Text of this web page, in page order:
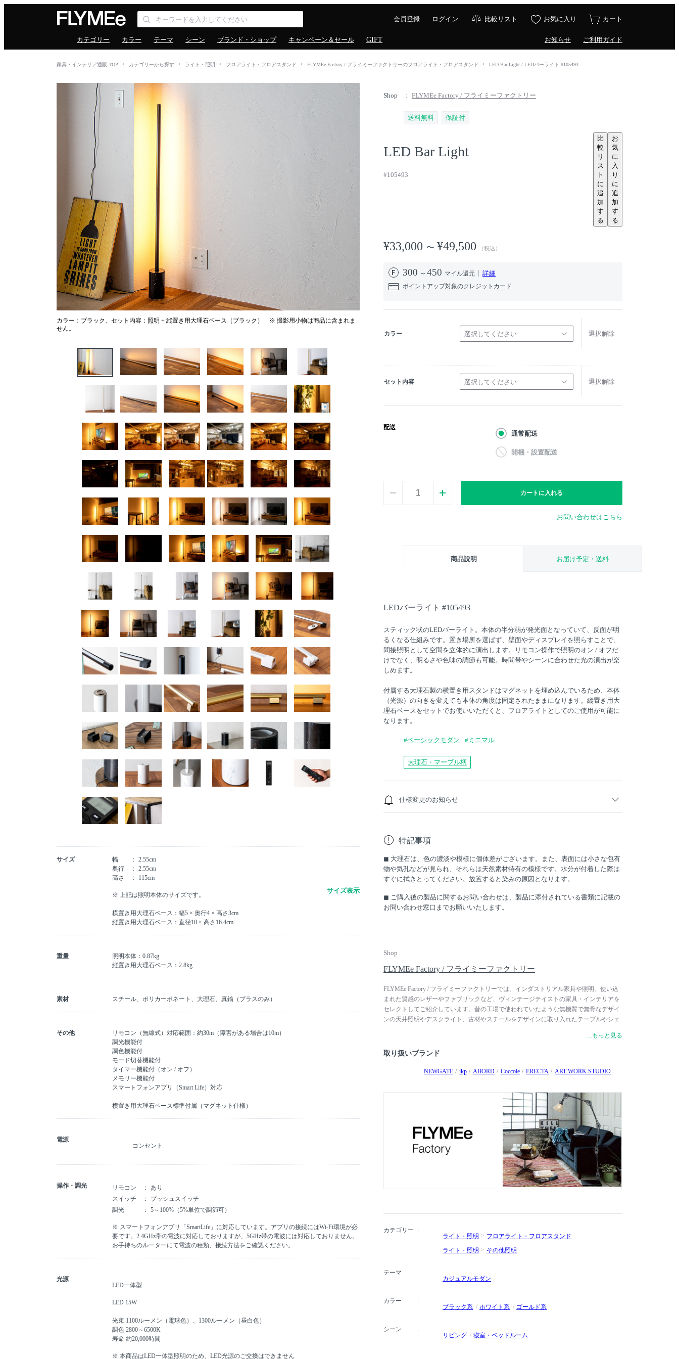
会員登録 ログイン 比較リスト お気に入り カート
カテゴリー カラー テーマ シーン ブランド・ショップ キャンペーン＆セール GIFT お知らせ ご利用ガイド
家具・インテリア通販 TOP カテゴリーから探す ライト・照明 フロアライト・フロアスタンド FLYMEe Factory / フライミーファクトリーのフロアライト・フロアスタンド LED Bar Light / LEDバーライト #105493
Shop FLYMEe Factory / フライミーファクトリー
送料無料 保証付
LED Bar Light
#105493
比
較
リ
ス
ト
に
追
加
す
る
お
気
に
入
り
に
追
加
す
る
¥33,000 ¥49,500 （税込）
300 450 マイル還元 詳細
ポイントアップ対象のクレジットカード
カラー 選択してください 選択解除
セット内容 選択してください 選択解除
配送
通常配送
開梱・設置配送
カートに入れる
お問い合わせはこちら
商品説明 お届け予定・送料
LEDバーライト #105493
スティック状のLEDバーライト。本体の半分弱が発光面となっていて、反面が明
るくなる仕組みです。置き場所を選ばず、壁面やディスプレイを照らすことで、
間接照明として空間を立体的に演出します。リモコン操作で照明のオン / オフだ
けでなく、明るさや色味の調節も可能。時間帯やシーンに合わせた光の演出が楽
しめます。
付属する大理石製の横置き用スタンドはマグネットを埋め込んでいるため、本体
（光源）の向きを変えても本体の角度は固定されたままになります。縦置き用大
理石ベースをセットでお使いいただくと、フロアライトとしてのご使用が可能に
なります。
#ベーシックモダン #ミニマル
大理石・マーブル柄
仕様変更のお知らせ
す。
「旧仕様」
・一体型LED：1000ルーメン
・調光：10～100%
・チャンネル数：4
・チャンネル数：6
ォンアプリ対応
※ 旧仕様のリモコンから新仕様の照明本体は、ペアリング設定が可能です。
※ 新仕様のリモコンから旧仕様の照明本体は、ペアリングできません。新仕様の
リモコンは新仕様の本体のみ操作できます。
特記事項
◼︎ 大理石は、色の濃淡や模様に個体差がございます。また、表面には小さな包有
物や気孔などが見られ、それらは天然素材特有の模様です。水分が付着した際は
すぐに拭きとってください。放置すると染みの原因となります。
◼︎ ご購入後の製品に関するお問い合わせは、製品に添付されている書類に記載の
お問い合わせ窓口までお願いいたします。
Shop
FLYMEe Factory / フライミーファクトリー
FLYMEe Factory / フライミーファクトリーでは、インダストリアル家具や照明、使い込
まれた質感のレザーやファブリックなど、ヴィンテージテイストの家具・インテリアを
セレクトしてご紹介しています。昔の工場で使われていたような無機質で無骨なデザイ
ンの天井照明やデスクライト、古材やスチールをデザインに取り入れたテーブルやシェ
テーブルやソファ、収納家具といったインテリアの中心となるアイテムから、空間の雰
囲気をつくる照明器、ラグ・カーペット、時計まで幅広く取り揃えています。
…もっと見る
取り扱いブランド
NEWGATE ikp ABORD Coccole ERECTA ART WORK STUDIO
カテゴリー
ライト・照明
フロアライト・フロアスタンド
ライト・照明
その他照明
テーマ
カジュアルモダン
カラー
ブラック系
ホワイト系 ゴールド系
シーン
リビング
寝室・ベッドルーム
カラー：ブラック、セット内容：照明 + 縦置き用大理石ベース（ブラック） ※ 撮影用小物は商品に含まれま
せん。
サイズ 幅
2.55cm
奥行
2.55cm
高さ
115cm
※ 上記は照明本体のサイズです。
横置き用大理石ベース：幅5 × 奥行4 × 高さ3cm
縦置き用大理石ベース：直径10 × 高さ16.4cm
サイズ表示
重量
照明本体：0.87kg
縦置き用大理石ベース：2.8kg
素材 スチール、ポリカーボネート、大理石、真鍮（ブラスのみ）
その他
リモコン（無線式）対応範囲：約30m（障害がある場合は10m）
調光機能付
調色機能付
モード切替機能付
タイマー機能付（オン / オフ）
メモリー機能付
スマートフォンアプリ（Smart Life）対応
横置き用大理石ベース標準付属（マグネット仕様）
電源
コンセント
操作・調光 リモコン
あり
スイッチ
プッシュスイッチ
調光
5～100%（5%単位で調節可）
※ スマートフォンアプリ「SmartLife」に対応しています。アプリの接続にはWi-Fi環境が必
要です。2.4GHz帯の電波に対応しておりますが、5GHz帯の電波には対応しておりません。
お手持ちのルーターにて電波の種類、接続方法をご確認ください。
光源
LED一体型
LED 15W
光束 1100ルーメン（電球色）、1300ルーメン（昼白色）
調色 2800～6500K
寿命 約20,000時間
※ 本商品はLED一体型照明のため、LED光源のご交換はできません